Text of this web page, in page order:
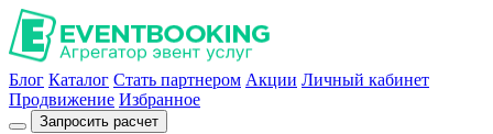
Блог Каталог Стать партнером Акции Личный кабинет
Продвижение Избранное
Запросить расчет